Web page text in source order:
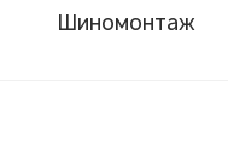
Шиномонтаж